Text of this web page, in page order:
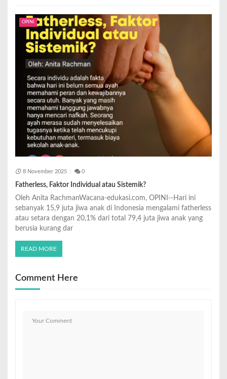
OPINI
8 November 2025 0
Fatherless, Faktor Individual atau Sistemik?
Oleh Anita RachmanWacana-edukasi.com, OPINI--Hari ini
sebanyak 15,9 juta jiwa anak di Indonesia mengalami fatherless
atau setara dengan 20,1% dari total 79,4 juta jiwa anak yang
berusia kurang dar
READ MORE
Comment Here